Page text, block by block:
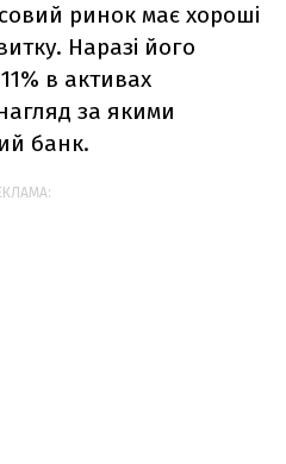
ринок має хороші
Наразі його
в активах
за якими
банк.